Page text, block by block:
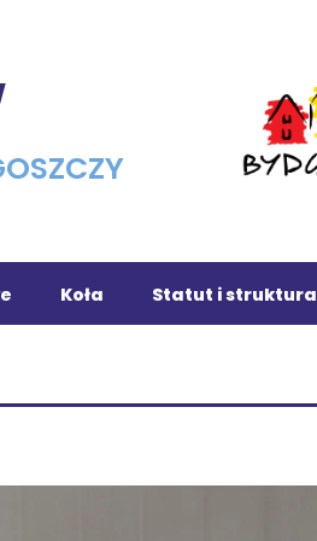
Koła
Dąbrowa Chełmińska
Statut i struktura